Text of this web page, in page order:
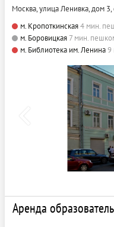
Москва, улица Ленивка, дом 3,
м. Кропоткинская4 мин.
м. Боровицкая 7 мин.
м. Библиотека им. Ленина9
Аренда